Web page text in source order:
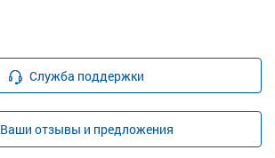
Служба поддержки
Ваши отзывы и предложения